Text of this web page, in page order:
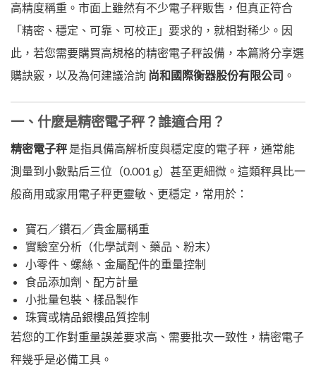
高精度稱重。市面上雖然有不少電子秤販售，但真正符合
「精密、穩定、可靠、可校正」要求的，就相對稀少。因
此，若您需要購買高規格的精密電子秤設備，本篇將分享選
購訣竅，以及為何建議洽詢 尚和國際衡器股份有限公司 。
一、什麼是精密電子秤？誰適合用？
精密電子秤 是指具備高解析度與穩定度的電子秤，通常能
測量到小數點后三位（0.001 g）甚至更細微。這類秤具比一
般商用或家用電子秤更靈敏、更穩定，常用於：
寶石／鑽石／貴金屬稱重
實驗室分析（化學試劑、藥品、粉末）
小零件、螺絲、金屬配件的重量控制
食品添加劑、配方計量
小批量包裝、樣品製作
珠寶或精品銀樓品質控制
若您的工作對重量誤差要求高、需要批次一致性，精密電子
秤幾乎是必備工具。